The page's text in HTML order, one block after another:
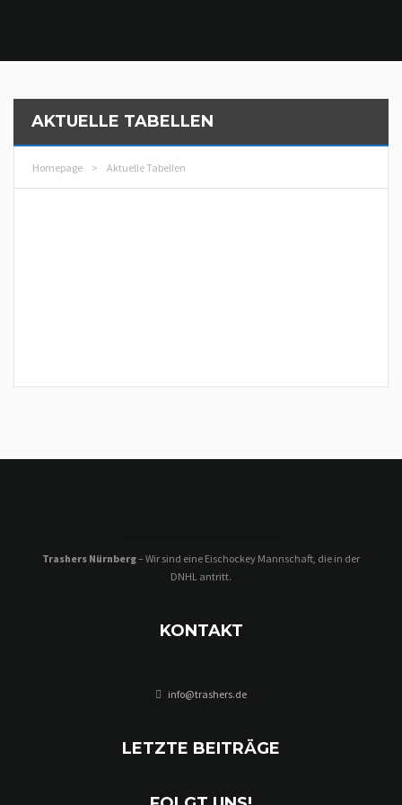
AKTUELLE TABELLEN
Homepage > Aktuelle Tabellen
Trashers Nürnberg– Wir sind eine Eischockey Mannschaft, die in der
DNHL antritt.
KONTAKT
info@trashers.de
LETZTE BEITRÄGE